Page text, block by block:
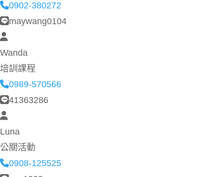
0902-380272
maywang0104
Wanda
培訓課程
0989-570566
41363286
Luna
公關活動
0908-125525